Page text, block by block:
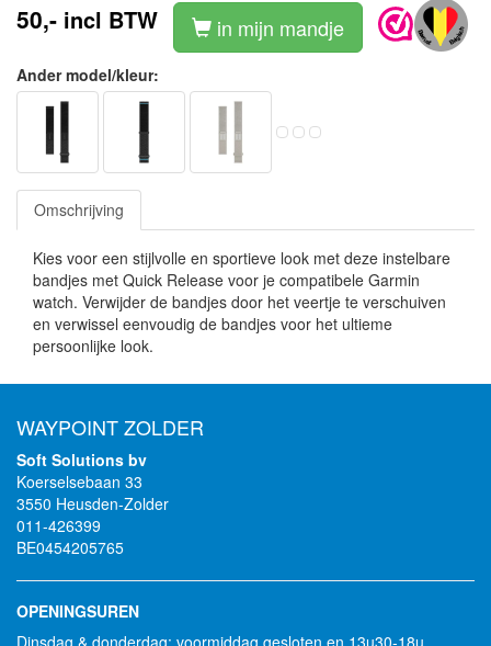
50,- incl BTW in mijn mandje
Ander model/kleur:
Omschrijving
Kies voor een stijlvolle en sportieve look met deze instelbare
bandjes met Quick Release voor je compatibele Garmin
watch. Verwijder de bandjes door het veertje te verschuiven
en verwissel eenvoudig de bandjes voor het ultieme
persoonlijke look.
WAYPOINT ZOLDER
Soft Solutions bv
Koerselsebaan 33
3550 Heusden-Zolder
011-426399
BE0454205765
OPENINGSUREN
Dinsdag & donderdag: voormiddag gesloten en 13u30-18u